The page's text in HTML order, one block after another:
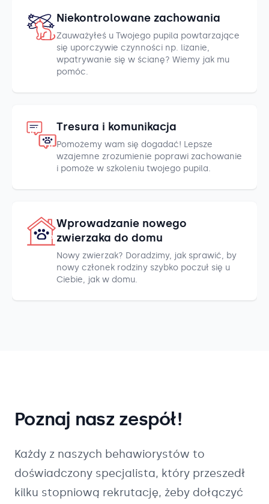
Niekontrolowane zachowania
Zauważyłeś u Twojego pupila powtarzające
się uporczywie czynności np. lizanie,
wpatrywanie się w ścianę? Wiemy jak mu
pomóc.
Tresura i komunikacja
Pomożemy wam się dogadać! Lepsze
wzajemne zrozumienie poprawi zachowanie
i pomoże w szkoleniu twojego pupila.
Wprowadzanie nowego
zwierzaka do domu
Nowy zwierzak? Doradzimy, jak sprawić, by
nowy członek rodziny szybko poczuł się u
Ciebie, jak w domu.
Poznaj nasz zespół!
Każdy z naszych behawiorystów to
doświadczony specjalista, który przeszedł
kilku stopniową rekrutację, żeby dołączyć